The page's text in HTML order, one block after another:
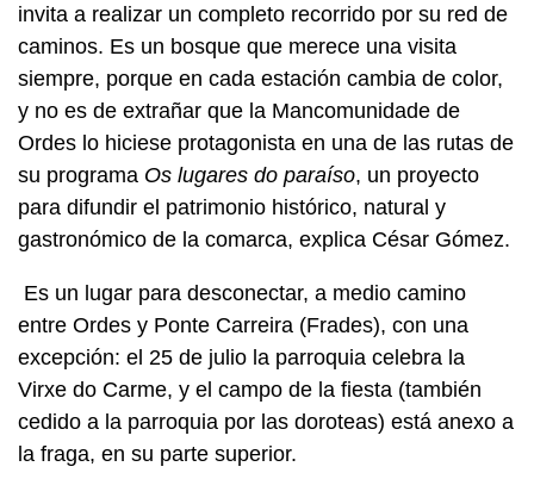
invita a realizar un completo recorrido por su red de
caminos. Es un bosque que merece una visita
siempre, porque en cada estación cambia de color,
y no es de extrañar que la Mancomunidade de
Ordes lo hiciese protagonista en una de las rutas de
su programa Os lugares do paraíso, un proyecto
para difundir el patrimonio histórico, natural y
gastronómico de la comarca, explica César Gómez.
Es un lugar para desconectar, a medio camino
entre Ordes y Ponte Carreira (Frades), con una
excepción: el 25 de julio la parroquia celebra la
Virxe do Carme, y el campo de la fiesta (también
cedido a la parroquia por las doroteas) está anexo a
la fraga, en su parte superior.